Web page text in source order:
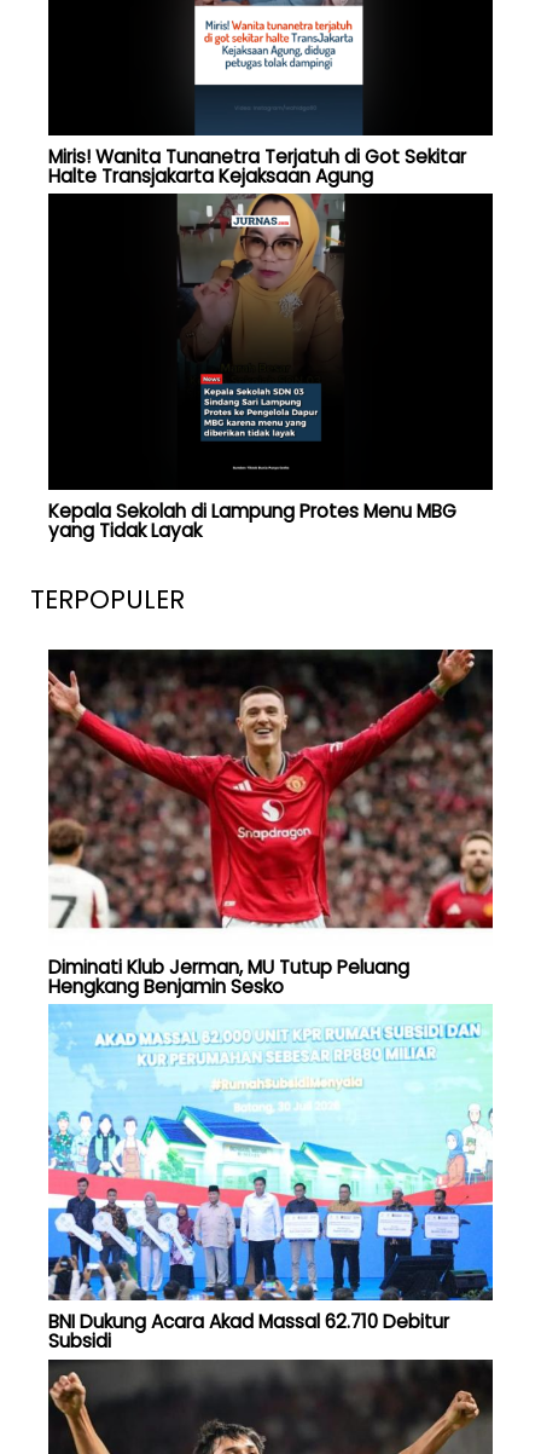
Miris! Wanita Tunanetra Terjatuh di Got Sekitar
Halte Transjakarta Kejaksaan Agung
Kepala Sekolah di Lampung Protes Menu MBG
yang Tidak Layak
TERPOPULER
Diminati Klub Jerman, MU Tutup Peluang
Hengkang Benjamin Sesko
BNI Dukung Acara Akad Massal 62.710 Debitur
Subsidi